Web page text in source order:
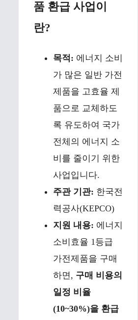
품 환급 사업이
란?
목적: 에너지 소비
가 많은 일반 가전
제품을 고효율 제
품으로 교체하도
록 유도하여 국가
전체의 에너지 소
비를 줄이기 위한
사업입니다.
주관 기관: 한국전
력공사(KEPCO)
지원 내용: 에너지
소비효율 1등급
가전제품을 구매
하면, 구매 비용의
일정 비율
(10~30%)을 환급